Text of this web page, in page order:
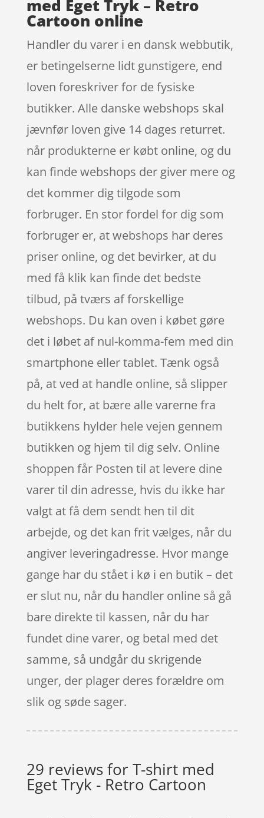
med Eget Tryk – Retro
Cartoon online
Handler du varer i en dansk webbutik,
er betingelserne lidt gunstigere, end
loven foreskriver for de fysiske
butikker. Alle danske webshops skal
jævnfør loven give 14 dages returret.
når produkterne er købt online, og du
kan finde webshops der giver mere og
det kommer dig tilgode som
forbruger. En stor fordel for dig som
forbruger er, at webshops har deres
priser online, og det bevirker, at du
med få klik kan finde det bedste
tilbud, på tværs af forskellige
webshops. Du kan oven i købet gøre
det i løbet af nul-komma-fem med din
smartphone eller tablet. Tænk også
på, at ved at handle online, så slipper
du helt for, at bære alle varerne fra
butikkens hylder hele vejen gennem
butikken og hjem til dig selv. Online
shoppen får Posten til at levere dine
varer til din adresse, hvis du ikke har
valgt at få dem sendt hen til dit
arbejde, og det kan frit vælges, når du
angiver leveringadresse. Hvor mange
gange har du stået i kø i en butik – det
er slut nu, når du handler online så gå
bare direkte til kassen, når du har
fundet dine varer, og betal med det
samme, så undgår du skrigende
unger, der plager deres forældre om
slik og søde sager.
29 reviews forT-shirt med
Eget Tryk - Retro Cartoon